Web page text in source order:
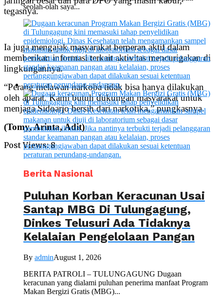
tegasnya.
Ia juga mengajak masyarakat berperan aktif dalam
memberikan informasi terkait aktivitas mencurigakan di
lingkungannya.
“Perang melawan narkoba tidak bisa hanya dilakukan
oleh aparat. Kami butuh dukungan masyarakat untuk
menjaga Sidoarjo bersih dari narkotika,” pungkasnya.
(Tomy, Arinta, Adit)
Post Views: 8
seolah-olah saya...
Berita Nasional
Puluhan Korban Keracunan Usai
Santap MBG Di Tulungagung,
Dinkes Telusuri Ada Tidaknya
Kelalaian Pengelolaan Pangan
By adminAugust 1, 2026
BERITA PATROLI – TULUNGAGUNG Dugaan
keracunan yang dialami puluhan penerima manfaat Program
Makan Bergizi Gratis (MBG)...